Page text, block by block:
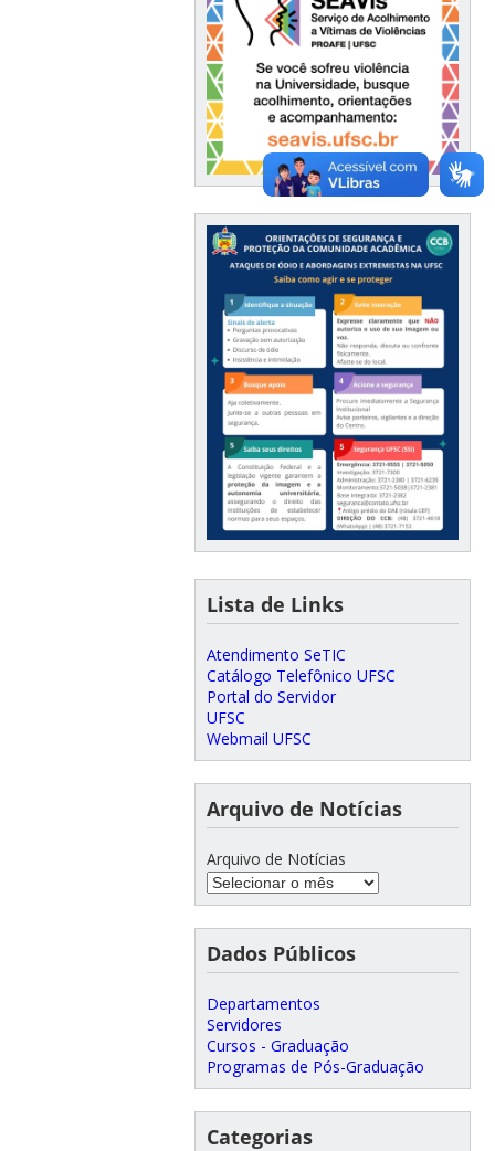
Lista de Links
Atendimento SeTIC
Catálogo Telefônico UFSC
Portal do Servidor
UFSC
Webmail UFSC
Arquivo de Notícias
Arquivo de Notícias
Dados Públicos
Departamentos
Servidores
Cursos - Graduação
Programas de Pós-Graduação
Categorias